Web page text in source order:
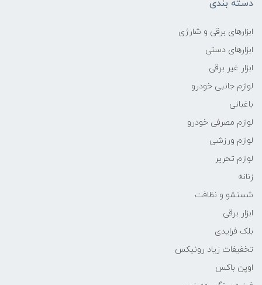
دسته بندی
ابزارهای برقی و شارژی
ابزارهای دستی
ابزار غیر برقی
لوازم جانبی خودرو
باغبانی
لوازم مصرفی خودرو
لوازم ورزشی
لوازم تحریر
زنانه
شستشو و نظافت
ابزار برقی
بلک فرایدی
تخفیفات زیاد رونیکس
اوپن باکس